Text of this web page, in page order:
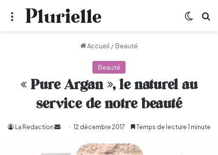
Menu
Accueil / Beauté
Beauté
« Pure Argan », le naturel au
service de notre beauté
La Redaction
Envoyer
courriel
12 décembre 2017 Temps de lecture 1 minute